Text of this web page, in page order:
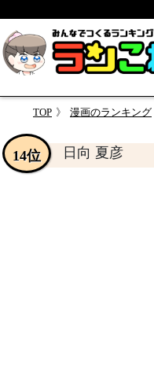
TOP 漫画のランキング
日向 夏彦
14位